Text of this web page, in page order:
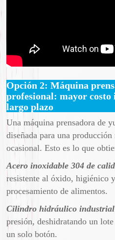
Opción 2: Máquina
profesional: mayor costo
largo plazo
Una máquina prensadora de
diseñada para una
ocasional. Esto es lo que
Acero inoxidable 304 de
resistente al óxido, higiénico
procesamiento de alimentos.
Cilindro hidráulico industrial
presión, deshidratando un
un solo botón.